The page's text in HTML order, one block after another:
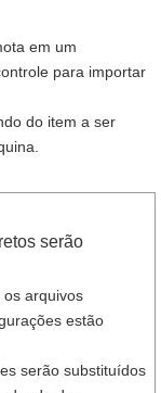
em um
para importar
do item a ser
serão
arquivos
estão
serão substituídos